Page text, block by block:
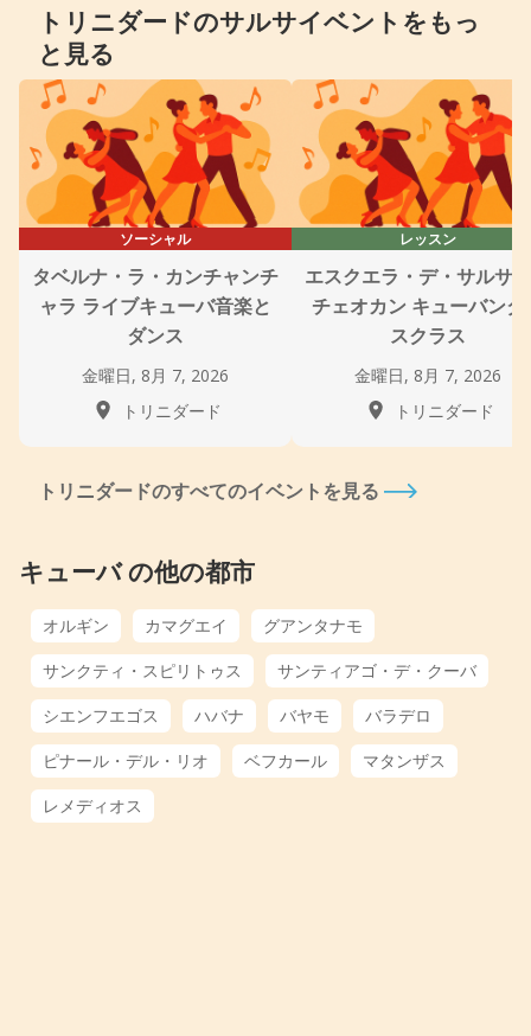
トリニダードのサルサイベントをもっ
と見る
ソーシャル
タベルナ・ラ・カンチャンチ
ャラ ライブキューバ音楽と
ダンス
金曜日, 8月 7, 2026
トリニダード
レッスン
エスクエラ・デ・サルサ
チェオカン キューバンダ
スクラス
金曜日, 8月 7, 2026
トリニダード
トリニダードのすべてのイベントを見る
キューバ の他の都市
オルギン カマグエイ
グアンタナモ
サンクティ・スピリトゥス
サンティアゴ・デ・クーバ
シエンフエゴス
ハバナ バヤモ
バラデロ
ピナール・デル・リオ
ベフカール
マタンザス
レメディオス